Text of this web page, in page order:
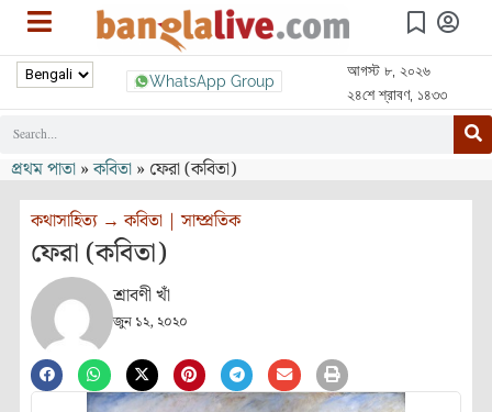
WhatsApp Group
আগস্ট ৮, ২০২৬
২৪শে শ্রাবণ, ১৪৩৩
প্রথম পাতা »কবিতা » ফেরা (কবিতা)
কথাসাহিত্য →কবিতা |সাম্প্রতিক
ফেরা (কবিতা)
শ্রাবণী খাঁ
জুন ১২, ২০২০